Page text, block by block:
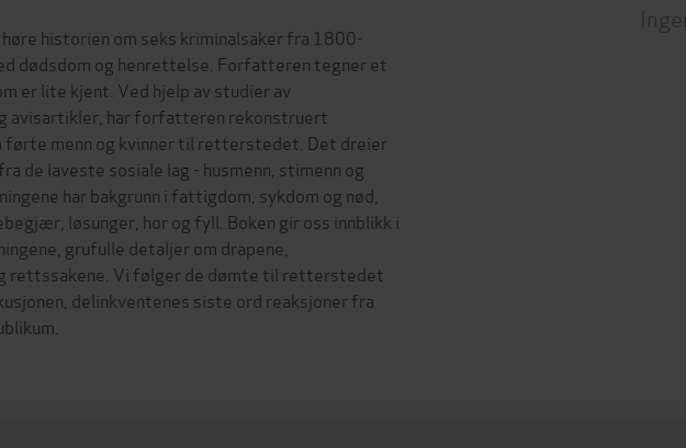
høre historien om seks kriminalsaker fra 1800-
dødsdom og henrettelse. Forfatteren tegner et
er lite kjent. Ved hjelp av studier av
avisartikler, har forfatteren rekonstruert
førte menn og kvinner til retterstedet. Det dreier
de laveste sosiale lag - husmenn, stimenn og
har bakgrunn i fattigdom, sykdom og nød,
løsunger, hor og fyll. Boken gir oss innblikk i
grufulle detaljer om drapene,
rettssakene. Vi følger de dømte til retterstedet
delinkventenes siste ord reaksjoner fra